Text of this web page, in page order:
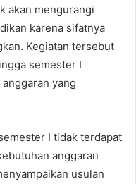
akan mengurangi
karena sifatnya
Kegiatan tersebut
semester I
yang
I tidak terdapat
anggaran
usulan